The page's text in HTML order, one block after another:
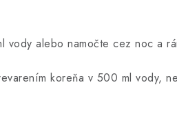
vody alebo namočte cez noc a
koreňa v 500 ml vody,